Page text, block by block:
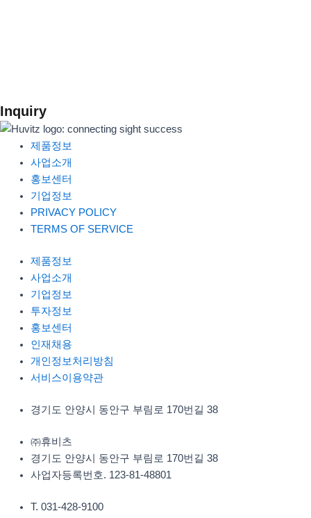
Inquiry
제품정보
사업소개
홍보센터
기업정보
PRIVACY POLICY
TERMS OF SERVICE
제품정보
사업소개
기업정보
투자정보
홍보센터
인재채용
개인정보처리방침
서비스이용약관
경기도 안양시 동안구 부림로 170번길 38
㈜휴비츠
경기도 안양시 동안구 부림로 170번길 38
사업자등록번호. 123-81-48801
T. 031-428-9100